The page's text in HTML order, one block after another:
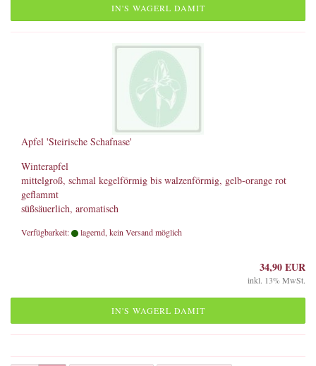
IN'S WAGERL DAMIT
Apfel 'Steirische Schafnase'
Winterapfel
mittelgroß, schmal kegelförmig bis walzenförmig, gelb-orange rot
geflammt
süßsäuerlich, aromatisch
Verfügbarkeit: lagernd, kein Versand möglich
34,90 EUR
inkl. 13% MwSt.
IN'S WAGERL DAMIT